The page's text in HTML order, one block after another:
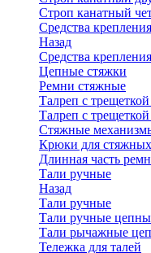
Строп канатный
Средства
Назад
Средства
Цепные стяжки
Ремни стяжные
Талреп с
Талреп с
Стяжные
Крюки для
Длинная часть
Тали ручные
Назад
Тали ручные
Тали ручные
Тали рычажные
Тележка для талей